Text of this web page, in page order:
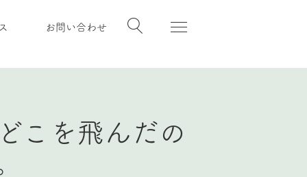
お問い合わせ
こを飛んだの